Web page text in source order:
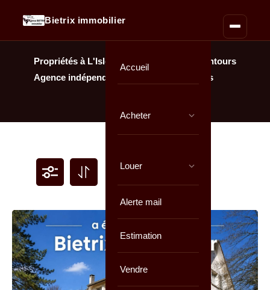
Bietrix immobilier
Accueil
Acheter
Louer
Alerte mail
Estimation
Vendre
Propriétés à L'Isle-Adam & Parmain et alentours
Agence indépendante = honoraires réduits